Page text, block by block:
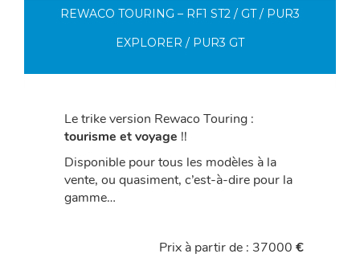
REWACO TOURING – RF1 ST2 / GT / PUR3
EXPLORER / PUR3 GT
Le trike version Rewaco Touring :
tourisme et voyage !!
Disponible pour tous les modèles à la
vente, ou quasiment, c’est-à-dire pour la
gamme…
Prix à partir de : 37000 €